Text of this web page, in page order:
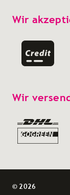
Wir
Wir
© 2026